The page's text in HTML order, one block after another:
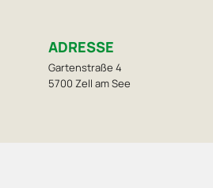
ADRESSE
Gartenstraße 4
5700 Zell am See